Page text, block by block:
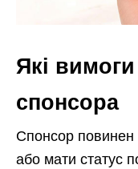
Які
спонсора
Спонсор
або мати статус